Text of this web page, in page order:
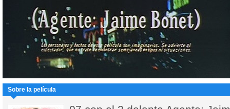
Sobre la película